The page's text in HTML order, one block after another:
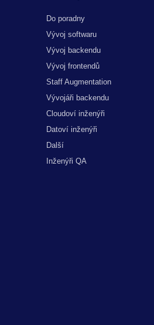
Do poradny
Vývoj softwaru
Vývoj backendu
Vývoj frontendů
Staff Augmentation
Vývojáři backendu
Cloudoví inženýři
Datoví inženýři
Další
Inženýři QA